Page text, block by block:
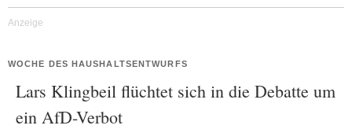
WOCHE DES HAUSHALTSENTWURFS
Lars Klingbeil flüchtet sich in die Debatte um
ein AfD-Verbot